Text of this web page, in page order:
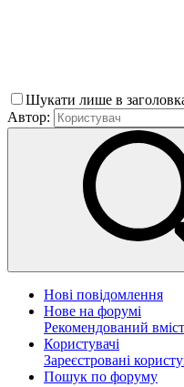
Шукати лише в
Автор:
Нові повідомлення
Нове на форумі
Рекомендований вміст
Користувачі
Зареєстровані
Пошук по форуму